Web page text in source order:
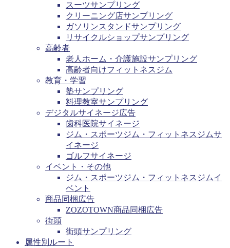
スーツサンプリング
クリーニング店サンプリング
ガソリンスタンドサンプリング
リサイクルショップサンプリング
高齢者
老人ホーム・介護施設サンプリング
高齢者向けフィットネスジム
教育・学習
塾サンプリング
料理教室サンプリング
デジタルサイネージ広告
歯科医院サイネージ
ジム・スポーツジム・フィットネスジムサ
イネージ
ゴルフサイネージ
イベント・その他
ジム・スポーツジム・フィットネスジムイ
ベント
商品同梱広告
ZOZOTOWN商品同梱広告
街頭
街頭サンプリング
属性別ルート